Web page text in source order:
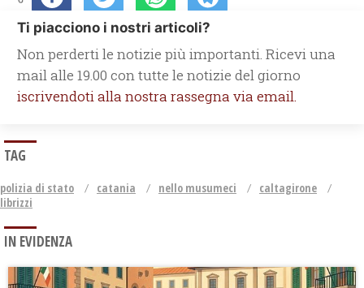
Ti piacciono i nostri articoli?
Non perderti le notizie più importanti. Ricevi una
mail alle 19.00 con tutte le notizie del giorno
iscrivendoti alla nostra rassegna via email.
TAG
polizia di stato catania nello musumeci
caltagirone
librizzi
IN EVIDENZA